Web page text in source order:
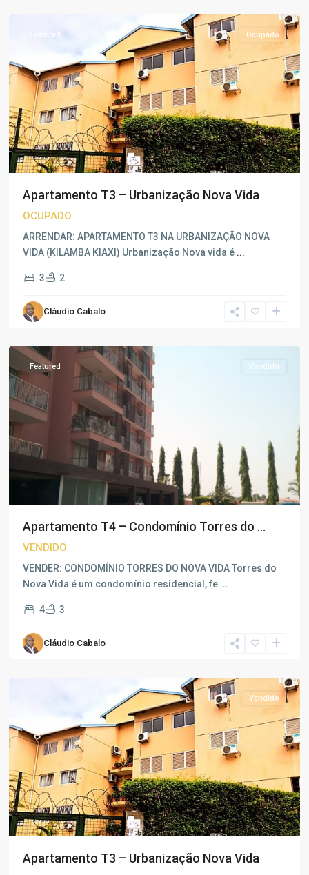
Featured Ocupado
Apartamento T3 – Urbanização Nova Vida
OCUPADO
ARRENDAR: APARTAMENTO T3 NA URBANIZAÇÃO NOVA
VIDA (KILAMBA KIAXI) Urbanização Nova vida é ...
3 2
Cláudio Cabalo
Nova
Vida,
Featured Vendido
Apartamento T4 – Condomínio Torres do ...
VENDIDO
VENDER: CONDOMÍNIO TORRES DO NOVA VIDA Torres do
Nova Vida é um condomínio residencial, fe ...
4 3
Cláudio Cabalo
Nova
Vida,
Vendido
Apartamento T3 – Urbanização Nova Vida